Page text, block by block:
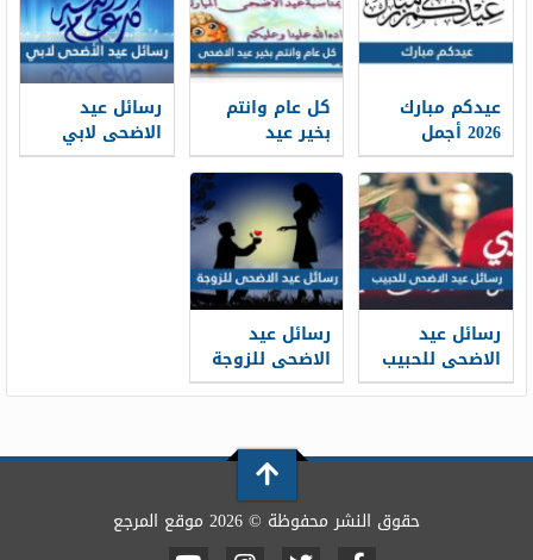
عيدكم مبارك
2026 أجمل
كلمات وعبارات
وصور تهنئة
عيد الاضحى
1448
كل عام وانتم
بخير عيد
الاضحى 2026 ،
أجمل معايدات
كل عام وانتم
بخير 1448
رسائل عيد
الاضحى لابي
2026 … اجمل
رسائل عيد
الاضحى للحبيب
قصيرة 2026 ..
لحبيبي 1448
رسائل عيد
الاضحى للزوجة
2026 … مسجات
حقوق النشر محفوظة © 2026 موقع المرجع